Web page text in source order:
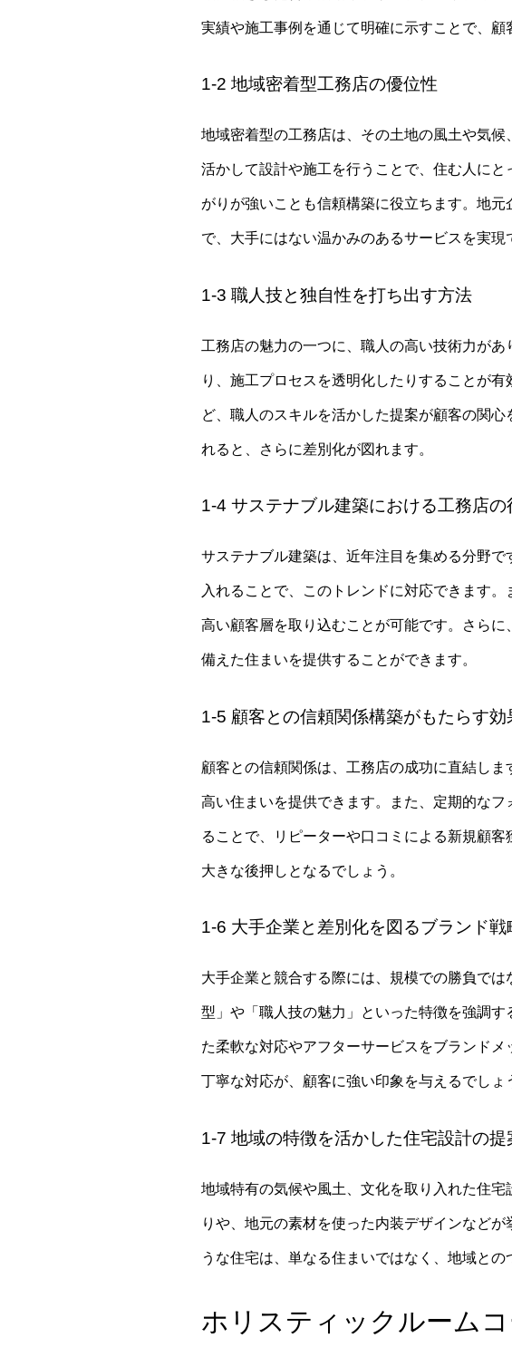
実績や施工事例を通じて明確に示すことで、
1-2 地域密着型工務店の優位性
地域密着型の工務店は、その土地の風土や気
活かして設計や施工を行うことで、住む人に
がりが強いことも信頼構築に役立ちます。地
で、大手にはない温かみのあるサービスを実現
1-3 職人技と独自性を打ち出す方法
工務店の魅力の一つに、職人の高い技術力が
り、施工プロセスを透明化したりすることが
ど、職人のスキルを活かした提案が顧客の関
れると、さらに差別化が図れます。
1-4 サステナブル建築における工務店の
サステナブル建築は、近年注目を集める分野
入れることで、このトレンドに対応できます
高い顧客層を取り込むことが可能です。さら
備えた住まいを提供することができます。
1-5 顧客との信頼関係構築がもたらす効
顧客との信頼関係は、工務店の成功に直結し
高い住まいを提供できます。また、定期的な
ることで、リピーターや口コミによる新規顧
大きな後押しとなるでしょう。
1-6 大手企業と差別化を図るブランド戦
大手企業と競合する際には、規模での勝負で
型」や「職人技の魅力」といった特徴を強調
た柔軟な対応やアフターサービスをブランド
丁寧な対応が、顧客に強い印象を与えるでしょ
1-7 地域の特徴を活かした住宅設計の提
地域特有の気候や風土、文化を取り入れた住
りや、地元の素材を使った内装デザインなど
うな住宅は、単なる住まいではなく、地域と
ホリスティックルーム